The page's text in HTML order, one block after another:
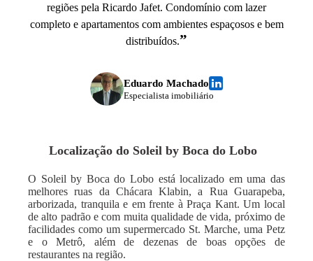
regiões pela Ricardo Jafet. Condomínio com lazer
completo e apartamentos com ambientes espaçosos e bem
distribuídos.”
Eduardo Machado
Especialista imobiliário
Localização do Soleil by Boca do Lobo
O Soleil by Boca do Lobo está localizado em uma das
melhores ruas da Chácara Klabin, a Rua Guarapeba,
arborizada, tranquila e em frente à Praça Kant. Um local
de alto padrão e com muita qualidade de vida, próximo de
facilidades como um supermercado St. Marche, uma Petz
e o Metrô, além de dezenas de boas opções de
restaurantes na região.